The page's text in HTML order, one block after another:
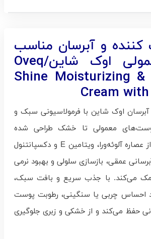
و آبرسان مناسب
پوست معمولی اوک شاین/Oveq
Shine Moisturizing &
Cream
اوک شاین با فرمولاسیونی سبک و
معمولی تا خشک طراحی شده
است. ترکیب غنی از عصاره آلوئه‌ورا، ویتامین E و دکسپانتنول
عمقی، بازسازی سلولی و بهبود نرمی
می‌کند. با جذب سریع و بافت سبک،
احساس چربی یا سنگینی، رطوبت پوست
حفظ می‌کند و از خشکی و زبری جلوگیری